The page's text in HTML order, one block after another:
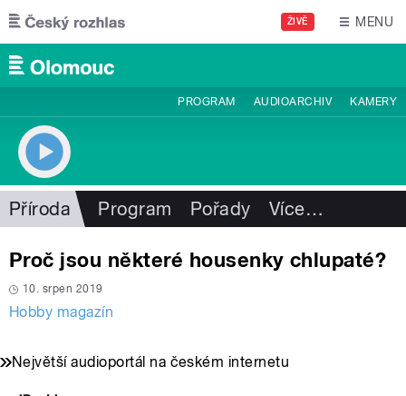
Přejít k hlavnímu obsahu
ŽIVĚ MENU
PROGRAM AUDIOARCHIV KAMERY
Příroda Program Pořady Více…
Proč jsou některé housenky chlupaté?
10. srpen 2019
Hobby magazín
Největší audioportál na českém internetu